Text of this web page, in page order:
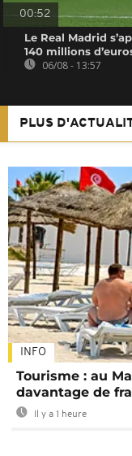
00:52
Le Real Madrid
140 millions
06/08 - 13:57
PLUS
INFO
Tourisme : au
davantage de
Il y a 1 heure